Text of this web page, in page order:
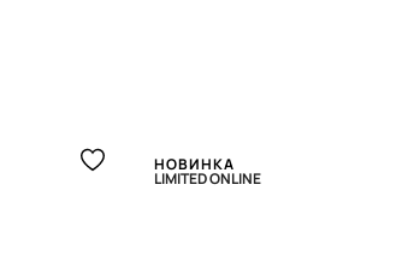
НОВИНКА
LIMITED ONLINE